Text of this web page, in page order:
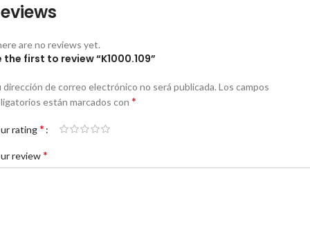
are no reviews yet.
the first to review “K1000.109”
dirección de correo electrónico no será publicada. Los campos
están marcados con *
rating*
review*